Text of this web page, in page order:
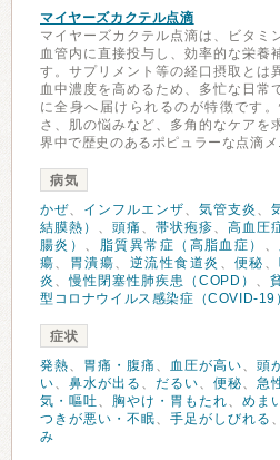
マイヤーズカクテル点滴
マイヤーズカクテル点滴は、ビタミ
血管内に直接投与し、効率的な栄養
す。サプリメント等の経口摂取とは
血中濃度を高めるため、多忙な日常
に全身へ届けられるのが特徴です
さ、肌の悩みなど、多角的なケアを
界中で歴史のあるポピュラーな点滴メ
病気
かぜ、 インフルエンザ、 気管支炎 、
結膜熱） 、 頭痛 、 帯状疱疹、 高血圧
腸炎） 、 脂質異常症（高脂血症） 、
瘍、 胃潰瘍、 逆流性食道炎 、 便秘 、
炎 、慢性閉塞性肺疾患（COPD） 、
型コロナウイルス感染症（COVID-19
症状
発熱、 胃痛・腹痛 、 血圧が高い、 頭
い、 鼻水が出る 、 だるい、 便秘、 急
気・嘔吐、 胸やけ・胃もたれ、 めま
つきが悪い・不眠、 手足がしびれる 、
み